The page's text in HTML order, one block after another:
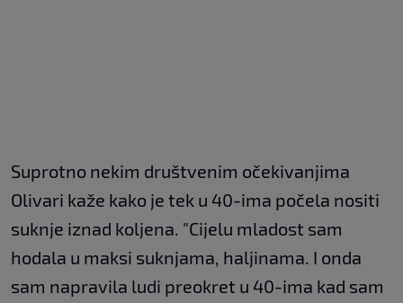
Suprotno nekim društvenim očekivanjima
Olivari kaže kako je tek u 40-ima počela nositi
suknje iznad koljena. "Cijelu mladost sam
hodala u maksi suknjama, haljinama. I onda
sam napravila ludi preokret u 40-ima kad sam